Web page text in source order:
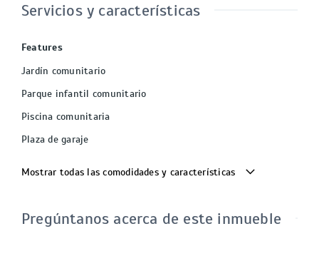
Servicios y características
Features
Jardín comunitario
Parque infantil comunitario
Piscina comunitaria
Plaza de garaje
Mostrar todas las comodidades y características
Pregúntanos acerca de este inmueble